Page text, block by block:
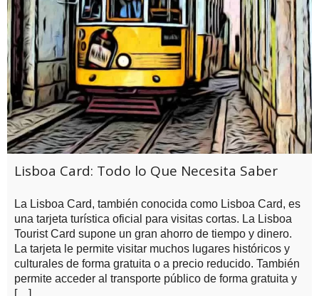
Lisboa Card: Todo lo Que Necesita Saber
La Lisboa Card, también conocida como Lisboa Card, es
una tarjeta turística oficial para visitas cortas. La Lisboa
Tourist Card supone un gran ahorro de tiempo y dinero.
La tarjeta le permite visitar muchos lugares históricos y
culturales de forma gratuita o a precio reducido. También
permite acceder al transporte público de forma gratuita y
[…]